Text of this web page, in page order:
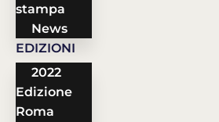
stampa
News
EDIZIONI
2022
Edizione
Roma